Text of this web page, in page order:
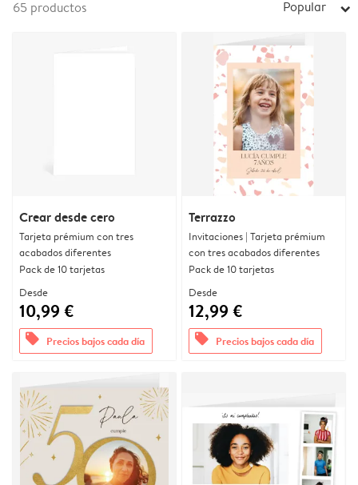
65 productos Popular arrow_right
Crear desde cero
Tarjeta prémium con tres
acabados diferentes
Pack de 10 tarjetas
Desde
10,99 €
offers Precios bajos cada día
Terrazzo
Invitaciones | Tarjeta prémium
con tres acabados diferentes
Pack de 10 tarjetas
Desde
12,99 €
offers Precios bajos cada día